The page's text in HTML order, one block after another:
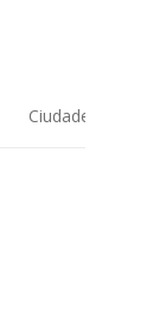
Ciudades